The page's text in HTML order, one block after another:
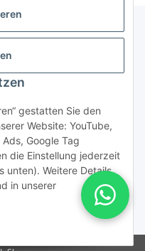
gestatten Sie den
Website: YouTube,
Google Tag
die Einstellung jederzeit
unten). Weitere Details
in unserer